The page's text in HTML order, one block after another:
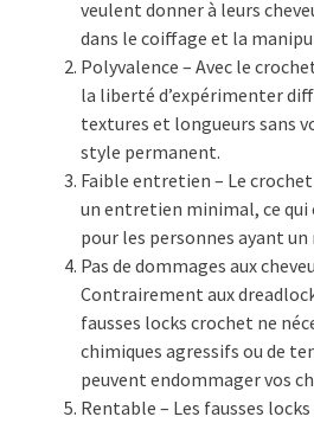
veulent donner à leurs
dans le coiffage et la
Polyvalence – Avec le
la liberté d’expérimenter
textures et longueurs sans
style permanent.
Faible entretien – Le
un entretien minimal, ce qui
pour les personnes ayant un
Pas de dommages aux
Contrairement aux
fausses locks crochet ne
chimiques agressifs ou de
peuvent endommager vos
Rentable – Les fausses